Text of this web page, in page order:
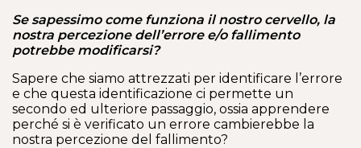
Se sapessimo come funziona il nostro cervello, la
nostra percezione dell’errore e/o fallimento
potrebbe modificarsi?
Sapere che siamo attrezzati per identificare l’errore
e che questa identificazione ci permette un
secondo ed ulteriore passaggio, ossia apprendere
perché si è verificato un errore cambierebbe la
nostra percezione del fallimento?